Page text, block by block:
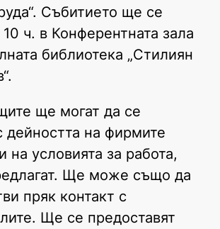
Събитието ще се
ч. в Конферентната зала
библиотека „Стилиян
ще могат да се
дейността на фирмите
на условията за работа,
Ще може също да
пряк контакт с
Ще се предоставят